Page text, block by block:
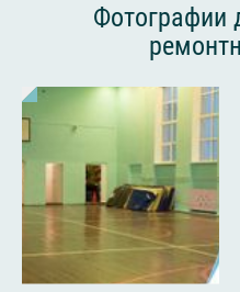
Фотографии